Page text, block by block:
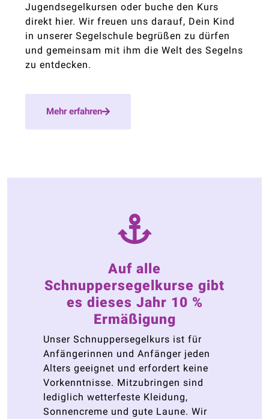
Jugendsegelkursen oder buche den Kurs
direkt hier. Wir freuen uns darauf, Dein Kind
in unserer Segelschule begrüßen zu dürfen
und gemeinsam mit ihm die Welt des Segelns
zu entdecken.
Mehr erfahren
Auf alle
Schnuppersegelkurse gibt
es dieses Jahr 10 %
Ermäßigung
Unser Schnuppersegelkurs ist für
Anfängerinnen und Anfänger jeden
Alters geeignet und erfordert keine
Vorkenntnisse. Mitzubringen sind
lediglich wetterfeste Kleidung,
Sonnencreme und gute Laune. Wir